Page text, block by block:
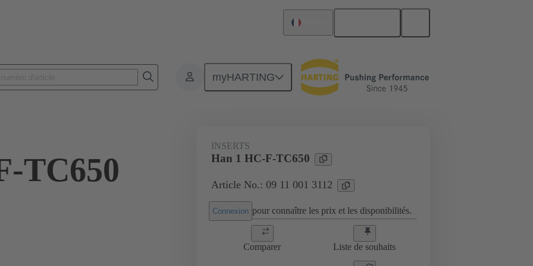
myHARTING
Inserts Han® HC Modular Inserts 09 11 001 3112
TC650
INSERTS
Han 1 HC-F-TC650
Article No.: 09 11 001 3112
Connexion pour connaître les prix et les disponibilités.
Comparer Liste de souhaits